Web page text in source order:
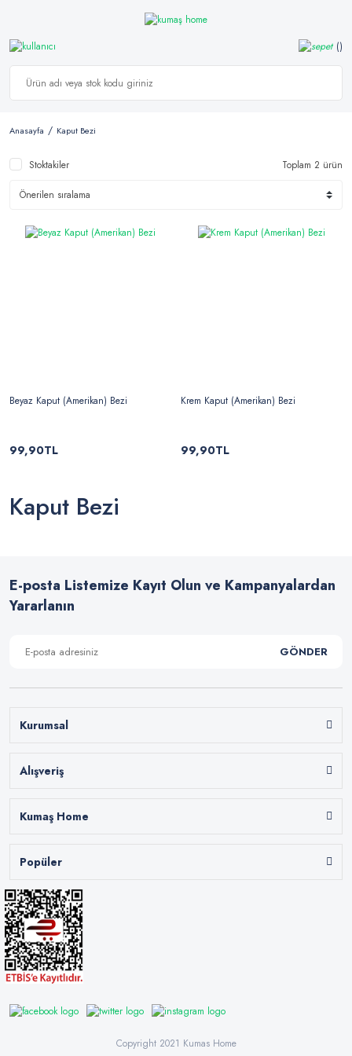
Anasayfa Kaput Bezi
Stoktakiler Toplam 2 ürün
Beyaz Kaput (Amerikan) Bezi
99,90TL
Krem Kaput (Amerikan) Bezi
99,90TL
Kaput Bezi
E-posta Listemize Kayıt Olun ve Kampanyalardan
Yararlanın
GÖNDER
Kurumsal
Alışveriş
Kumaş Home
Popüler
Copyright 2021 Kumas Home